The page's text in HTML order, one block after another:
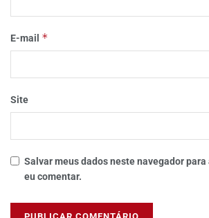
E-mail *
Site
Salvar meus dados neste navegador
eu comentar.